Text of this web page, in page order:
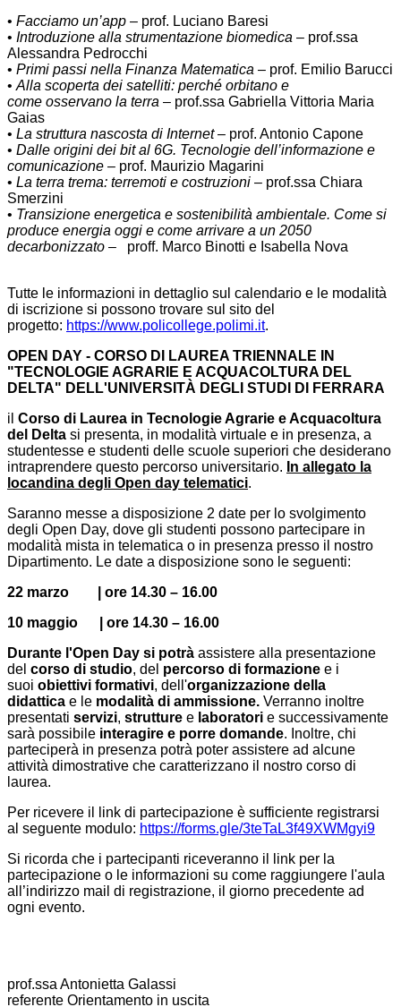
• Facciamo un’app – prof. Luciano Baresi
• Introduzione alla strumentazione biomedica – prof.ssa
Alessandra Pedrocchi
• Primi passi nella Finanza Matematica – prof. Emilio Barucci
• Alla scoperta dei satelliti: perché orbitano e
come osservano la terra – prof.ssa Gabriella Vittoria Maria
Gaias
• La struttura nascosta di Internet– prof. Antonio Capone
• Dalle origini dei bit al 6G. Tecnologie dell’informazione e
comunicazione – prof. Maurizio Magarini
• La terra trema: terremoti e costruzioni – prof.ssa Chiara
Smerzini
• Transizione energetica e sostenibilità ambientale. Come si
produce energia oggi e come arrivare a un 2050
decarbonizzato – proff. Marco Binotti e Isabella Nova
Tutte le informazioni in dettaglio sul calendario e le modalità
di iscrizione si possono trovare sul sito del
progetto: https://www.policollege.polimi.it.
OPEN DAY - CORSO DI LAUREA TRIENNALE IN
"TECNOLOGIE AGRARIE E ACQUACOLTURA DEL
DELTA" DELL'UNIVERSITÀ DEGLI STUDI DI FERRARA
il Corso di Laurea in Tecnologie Agrarie e Acquacoltura
del Delta si presenta, in modalità virtuale e in presenza, a
studentesse e studenti delle scuole superiori che desiderano
intraprendere questo percorso universitario. In allegato la
locandina degli Open day telematici.
Saranno messe a disposizione 2 date per lo svolgimento
degli Open Day, dove gli studenti possono partecipare in
modalità mista in telematica o in presenza presso il nostro
Dipartimento. Le date a disposizione sono le seguenti:
22 marzo | ore 14.30 – 16.00
10 maggio | ore 14.30 – 16.00
Durante l'Open Day si potrà assistere alla presentazione
del corso di studio, del percorso di formazione e i
suoi obiettivi formativi, dell'organizzazione della
didattica e le modalità di ammissione. Verranno inoltre
presentati servizi, strutture e laboratori e successivamente
sarà possibile interagire e porre domande. Inoltre, chi
parteciperà in presenza potrà poter assistere ad alcune
attività dimostrative che caratterizzano il nostro corso di
laurea.
Per ricevere il link di partecipazione è sufficiente registrarsi
al seguente modulo: https://forms.gle/3teTaL3f49XWMgyi9
Si ricorda che i partecipanti riceveranno il link per la
partecipazione o le informazioni su come raggiungere l'aula
all’indirizzo mail di registrazione, il giorno precedente ad
ogni evento.
prof.ssa Antonietta Galassi
referente Orientamento in uscita